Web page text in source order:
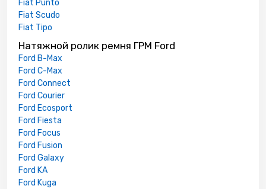
Fiat Punto
Fiat Scudo
Fiat Tipo
Натяжной ролик ремня ГРМ Ford
Ford B-Max
Ford C-Max
Ford Connect
Ford Courier
Ford Ecosport
Ford Fiesta
Ford Focus
Ford Fusion
Ford Galaxy
Ford KA
Ford Kuga